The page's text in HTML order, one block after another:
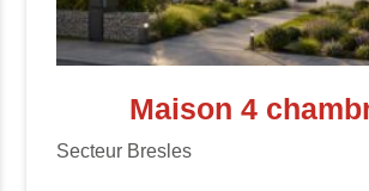
Maison 4
Secteur Bresles